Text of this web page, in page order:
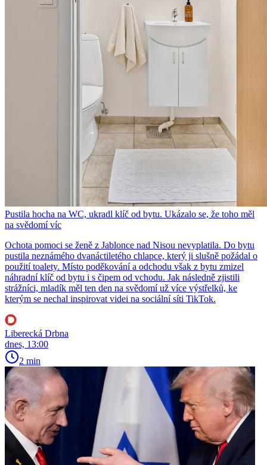
Pustila hocha na WC, ukradl klíč od bytu. Ukázalo se, že toho měl
na svědomí víc
Ochota pomoci se ženě z Jablonce nad Nisou nevyplatila. Do bytu
pustila neznámého dvanáctiletého chlapce, který ji slušně požádal o
použití toalety. Místo poděkování a odchodu však z bytu zmizel
náhradní klíč od bytu i s čipem od vchodu. Jak následně zjistili
strážníci, mladík měl ten den na svědomí už více výstřelků, ke
kterým se nechal inspirovat videi na sociální síti TikTok.
Liberecká Drbna
dnes, 13:00
2 min